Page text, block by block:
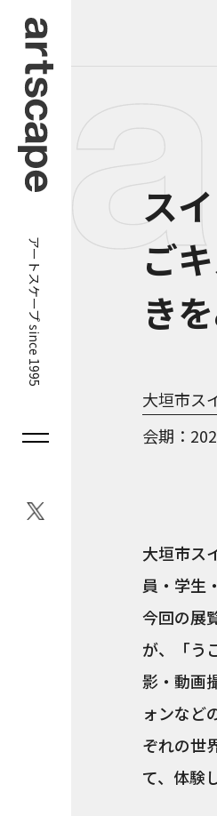
アートスケープ since 1995
ス
ご
き
大垣市ス
会期
大垣市ス
員・学生
今回の展
が、「う
影・動画
ォンなど
ぞれの世
て、体験